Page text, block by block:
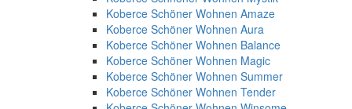
Koberce Schöner Wohnen Amaze
Koberce Schöner Wohnen Aura
Koberce Schöner Wohnen Balance
Koberce Schöner Wohnen Magic
Koberce Schöner Wohnen Summer
Koberce Schöner Wohnen Tender